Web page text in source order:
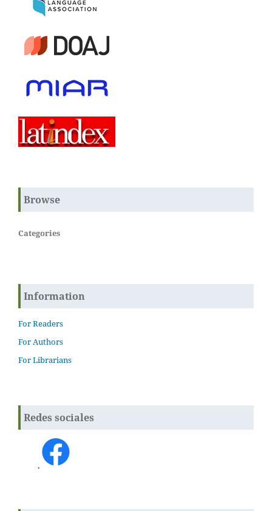
Browse
Categories
Information
For Readers
For Authors
For Librarians
Redes sociales
.